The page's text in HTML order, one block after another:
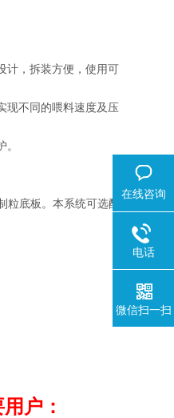
计，拆装方便，使用可
现不同的喂料速度及压
底板。本系统可选配
户：
在线咨询
电话
微信扫一扫